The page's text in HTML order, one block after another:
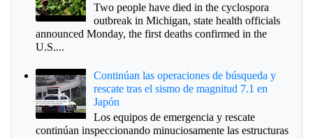
Two people have died in the cyclospora
outbreak in Michigan, state health officials
announced Monday, the first deaths confirmed in the
U.S....
Continúan las operaciones de búsqueda y
rescate tras el sismo de magnitud 7.1 en
Japón
Los equipos de emergencia y rescate
continúan inspeccionando minuciosamente las estructuras